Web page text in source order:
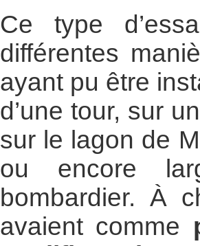
Ce type
différentes
ayant pu être
d’une tour, sur
sur le lagon de
ou encore
bombardier. À
avaient comme